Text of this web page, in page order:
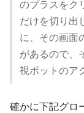
のプラスをク
だけを切り出
に、その画面
があるので、
視ボットのア
確かに下記グロ